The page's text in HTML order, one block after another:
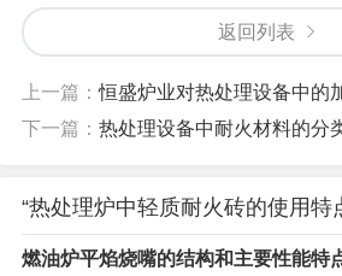
返回列表
上一篇：恒盛炉业对热处理设备中的
下一篇： 热处理设备中耐火材料的分
“热处理炉中轻质耐火砖的使用特
燃油炉平焰烧嘴的结构和主要性能特